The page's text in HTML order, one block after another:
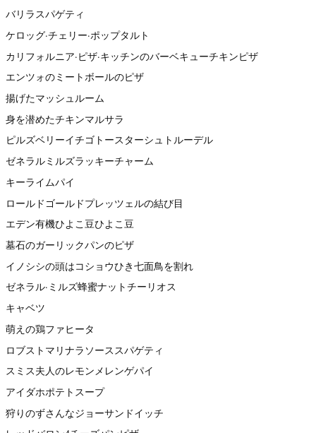
バリラスパゲティ
ケロッグ·チェリー·ポップタルト
カリフォルニア·ピザ·キッチンのバーベキューチキンピザ
エンツォのミートボールのピザ
揚げたマッシュルーム
身を潜めたチキンマルサラ
ピルズベリーイチゴトースターシュトルーデル
ゼネラルミルズラッキーチャーム
キーライムパイ
ロールドゴールドプレッツェルの結び目
エデン有機ひよこ豆ひよこ豆
墓石のガーリックパンのピザ
イノシシの頭はコショウひき七面鳥を割れ
ゼネラル·ミルズ蜂蜜ナットチーリオス
キャベツ
萌えの鶏ファヒータ
ロブストマリナラソーススパゲティ
スミス夫人のレモンメレンゲパイ
アイダホポテトスープ
狩りのずさんなジョーサンドイッチ